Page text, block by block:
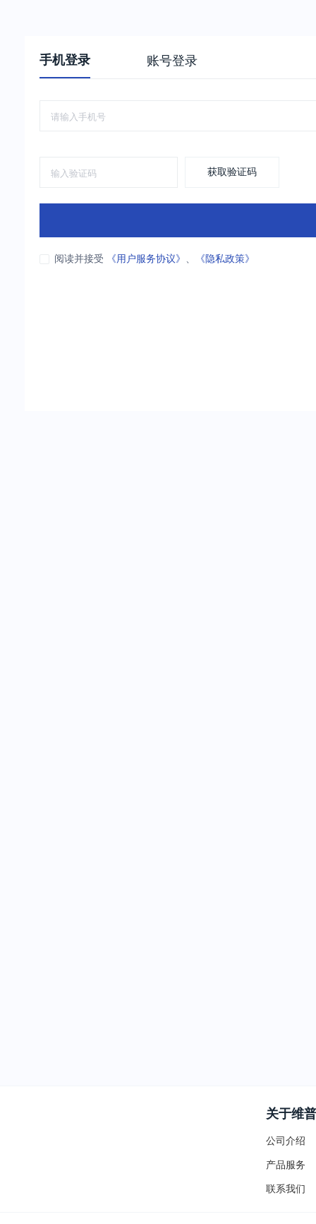
手机登录 账号登录
获取验证码
阅读并接受 《用户服务协议》 、 《隐私政策》
关于维普
公司介绍
产品服务
联系我们